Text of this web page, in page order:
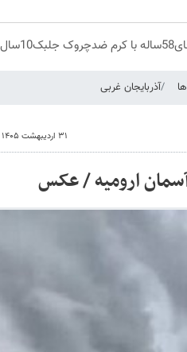
با تخفیف)
آذربایجان غربی
۳۱ اردیبهشت ۱۴۰۵ - ۱۹:۵۹
ارومیه / عکس